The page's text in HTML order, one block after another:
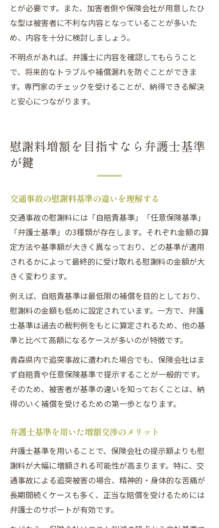
とが必要です。また、加害者側や保険会社が用意したひ
な型は被害者に不利な内容となっていることが多いた
め、内容を十分に検討しましょう。
不明点があれば、弁護士に内容を確認してもらうこと
で、将来的なトラブルや補償漏れを防ぐことができま
す。専門家のチェックを受けることが、納得できる解決
と安心につながります。
慰謝料増額を目指すなら弁護士基準
が鍵
交通事故の慰謝料基準の違いを理解する
交通事故の慰謝料には「自賠責基準」「任意保険基準」
「弁護士基準」の3種類が存在します。それぞれ金額の算
定方法や基準額が大きく異なっており、どの基準が適用
されるかによって最終的に受け取れる慰謝料の金額が大
きく変わります。
例えば、自賠責基準は最低限の補償を目的としており、
慰謝料の金額も低めに設定されています。一方で、弁護
士基準は過去の裁判例をもとに算定されるため、他の基
準と比べて高額になるケースが多いのが特徴です。
青森県内で追突事故に遭われた場合でも、保険会社はま
ず自賠責や任意保険基準で提示することが一般的です。
そのため、被害者が基準の違いを知っておくことは、納
得のいく補償を受けるための第一歩となります。
弁護士基準を用いた増額交渉のメリット
弁護士基準を用いることで、保険会社の提示額よりも慰
謝料が大幅に増額される可能性が高まります。特に、交
通事故による追突被害の場合、精神的・身体的な苦痛が
長期間続くケースも多く、正当な賠償を受けるためには
弁護士のサポートが有効です。